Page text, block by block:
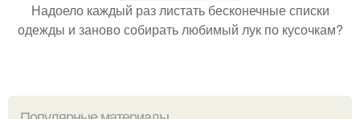
Надоело каждый раз листать бесконечные списки
одежды и заново собирать любимый лук по кусочкам?